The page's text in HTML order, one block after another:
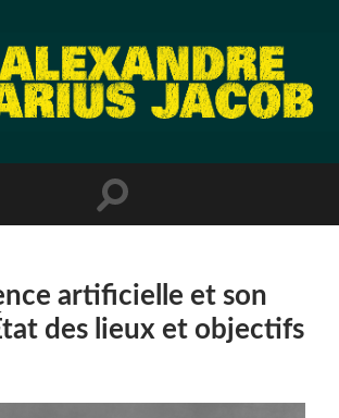
artificielle et son
des lieux et objectifs